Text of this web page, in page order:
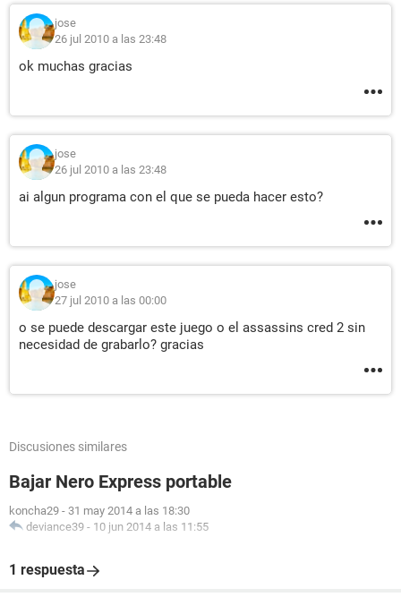
jose
26 jul 2010 a las 23:48
ok muchas gracias
jose
26 jul 2010 a las 23:48
ai algun programa con el que se pueda hacer esto?
jose
27 jul 2010 a las 00:00
o se puede descargar este juego o el assassins cred 2 sin
necesidad de grabarlo? gracias
Discusiones similares
Bajar Nero Express portable
koncha29 - 31 may 2014 a las 18:30
deviance39 - 10 jun 2014 a las 11:55
1 respuesta